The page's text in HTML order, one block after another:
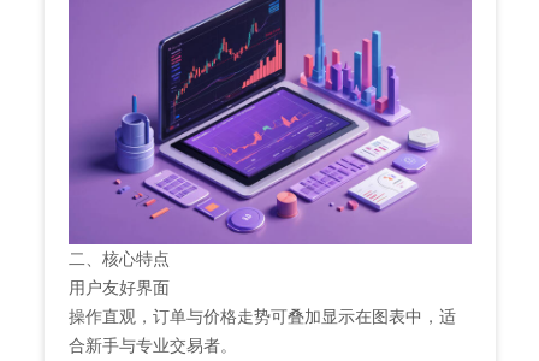
‌二、核心特点‌
‌用户友好界面‌
操作直观，订单与价格走势可叠加显示在图表中，适
合新手与专业交易者。